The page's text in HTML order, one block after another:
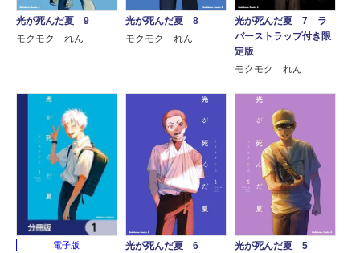
光が死んだ夏 9
モクモク れん
光が死んだ夏 8
モクモク れん
光が死んだ夏 7 ラ
バーストラップ付き限
定版
モクモク れん
電子版
光が死んだ夏 6
光が死んだ夏 5